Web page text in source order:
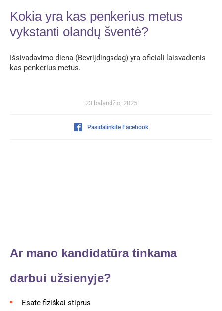
Kokia yra kas penkerius metus
vykstanti olandų šventė?
Išsivadavimo diena (Bevrijdingsdag) yra oficiali laisvadienis
kas penkerius metus.
23 balandžio, 2025
Pasidalinkite Facebook
Ar mano kandidatūra tinkama
darbui užsienyje?
Esate fiziškai stiprus